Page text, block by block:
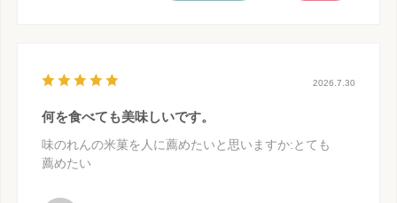
2026.7.30
何を食べても美味しいです。
味のれんの米菓を人に薦めたいと思いますか:とても
薦めたい